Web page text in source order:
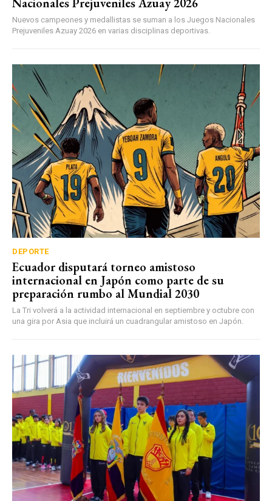
Nacionales Prejuveniles Azuay 2026
Nuevos campeones y medallistas se suman a los Juegos Nacionales
Prejuveniles Azuay 2026 en varias disciplinas deportivas.
DEPORTE
Ecuador disputará torneo amistoso
internacional en Japón como parte de su
preparación rumbo al Mundial 2030
La Tri volverá a la actividad internacional en septiembre y octubre con
una gira por Asia que incluirá un cuadrangular amistoso en Japón.